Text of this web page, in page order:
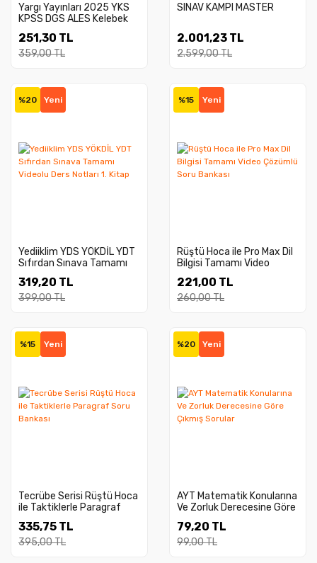
Yargı Yayınları 2025 YKS
KPSS DGS ALES Kelebek
Paragraf Konularına Göre
Düzenlenmiş Çıkmış
251,30 TL
359,00 TL
SINAV KAMPI MASTER
2.001,23 TL
2.599,00 TL
%20 Yeni
Yediiklim YDS YÖKDİL YDT
Sıfırdan Sınava Tamamı
Kitap
319,20 TL
399,00 TL
%15 Yeni
Rüştü Hoca ile Pro Max Dil
Bilgisi Tamamı Video
221,00 TL
260,00 TL
%15 Yeni
Tecrübe Serisi Rüştü Hoca
ile Taktiklerle Paragraf
335,75 TL
395,00 TL
%20 Yeni
AYT Matematik Konularına
Ve Zorluk Derecesine Göre
79,20 TL
99,00 TL